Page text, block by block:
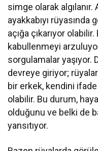
simge olarak
ayakkabıyı rüyasında
açığa çıkarıyor olabilir.
kabullenmeyi
sorgulamalar yaşıyor.
devreye giriyor;
bir erkek, kendini
olabilir. Bu durum,
olduğunu ve belki de
yansıtıyor.